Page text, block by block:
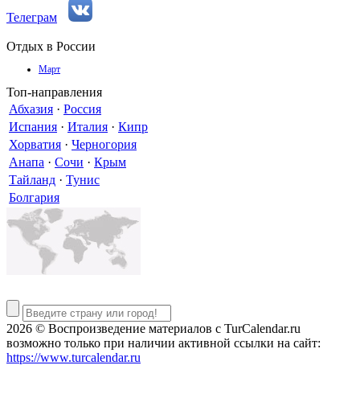
Телеграм
Отдых в России
Март
Топ-направления
Абхазия · Россия
Испания · Италия · Кипр
Хорватия · Черногория
Анапа · Сочи · Крым
Тайланд · Тунис
Болгария
2026 © Воспроизведение материалов c TurCalendar.ru
возможно только при наличии активной ссылки на сайт:
https://www.turcalendar.ru